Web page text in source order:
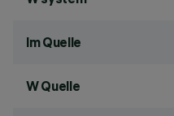
lm Quelle
W Quelle